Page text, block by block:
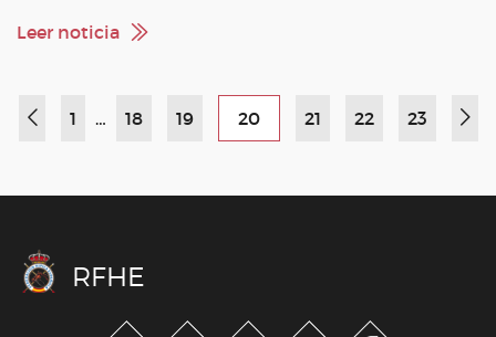
Leer noticia
1 … 18 19 20 21 22 23
RFHE